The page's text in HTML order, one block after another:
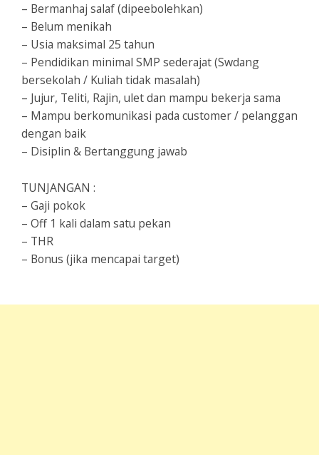
– Bermanhaj salaf (dipeebolehkan)
– Belum menikah
– Usia maksimal 25 tahun
– Pendidikan minimal SMP sederajat (Swdang
bersekolah / Kuliah tidak masalah)
– Jujur, Teliti, Rajin, ulet dan mampu bekerja sama
– Mampu berkomunikasi pada customer / pelanggan
dengan baik
– Disiplin & Bertanggung jawab
TUNJANGAN :
– Gaji pokok
– Off 1 kali dalam satu pekan
– THR
– Bonus (jika mencapai target)